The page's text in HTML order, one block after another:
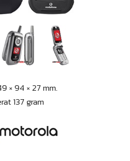
× 94 × 27 mm.
137 gram